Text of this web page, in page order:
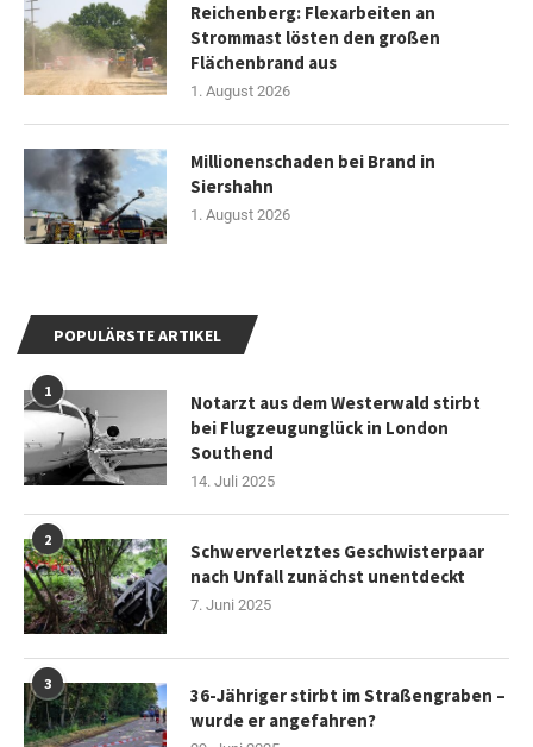
Reichenberg: Flexarbeiten an
Strommast lösten den großen
Flächenbrand aus
1. August 2026
Millionenschaden bei Brand in
Siershahn
1. August 2026
POPULÄRSTE ARTIKEL
1
Notarzt aus dem Westerwald stirbt
bei Flugzeugunglück in London
Southend
14. Juli 2025
2
Schwerverletztes Geschwisterpaar
nach Unfall zunächst unentdeckt
7. Juni 2025
3
36-Jähriger stirbt im Straßengraben –
wurde er angefahren?